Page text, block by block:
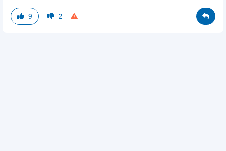
9 2